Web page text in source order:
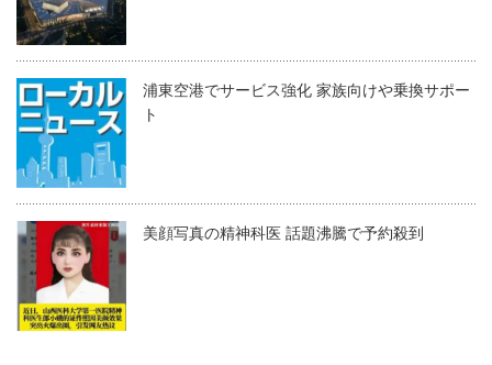
浦東空港でサービス強化 家族向けや乗換サポー
ト
美顔写真の精神科医 話題沸騰で予約殺到